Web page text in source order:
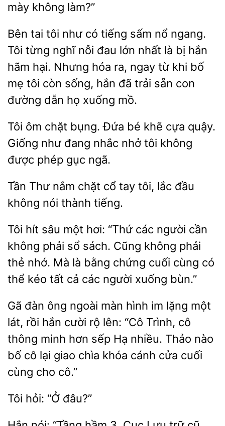
mày không
Bên
tôi như có tiếng sấm nổ
Tôi từng nghĩ nỗi đau lớn nhất là bị hắn
hãm hại. Nhưng hóa ra, ngay từ khi bố
mẹ tôi còn sống, hắn đã trải sẵn con
đường dẫn họ xuống
ôm
bụng. Đứa bé khẽ cựa quậy.
Giống
đang nhắc nhở tôi không
được phép gục ngã.
Tần
nắm chặt cổ tay tôi, lắc đầu
không
thành
Tôi hít sâu một hơi: “Thứ các người cần
không phải
sách. Cũng không phải
thẻ nhớ. Mà là bằng chứng
cùng có
thể kéo tất cả các người xuống
Gã đàn ông ngoài màn hình im lặng
lát, rồi hắn cười rộ lên: “Cô Trình, cô
minh hơn sếp Hạ nhiều. Thảo nào
bố cô lại giao chìa khóa cánh cửa cuối
cho cô.”
đâu?”